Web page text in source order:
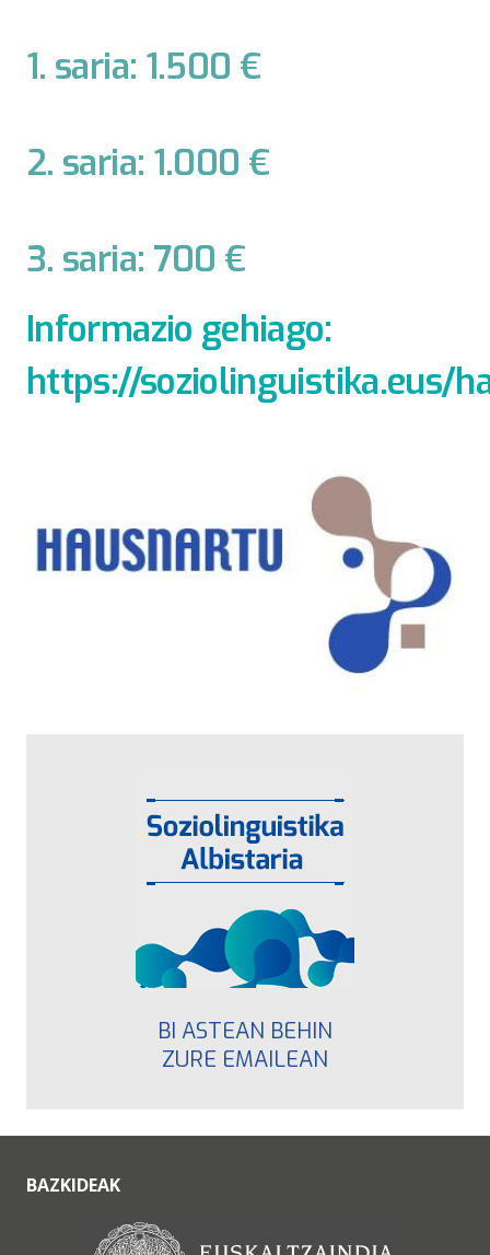
1. saria: 1.500 €
2. saria: 1.000 €
3. saria: 700 €
Informazio gehiago:
https://soziolinguistika.eus/
BI ASTEAN BEHIN
ZURE EMAILEAN
BAZKIDEAK